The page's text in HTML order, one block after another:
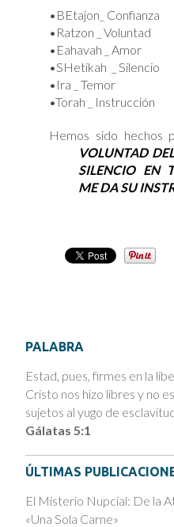
•BEtajon_ Confianza
•Ratzon _ Voluntad
•Eahavah _ Amor
•SHetikah _ Silencio
•Ira _ Temor
•Torah _ Instrucción
Hemos sido hechos
VOLUNTAD
SILENCIO EN
ME DA SU
PALABRA
Estad, pues, firmes en la
Cristo nos hizo libres y no
sujetos al yugo de
Gálatas 5:1
ÚLTIMAS
El Misterio Nupcial: De la
«Una Sola Carne»